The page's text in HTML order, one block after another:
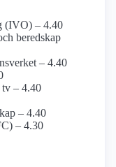
(IVO) – 4.40
beredskap
– 4.40
– 4.40
– 4.40
– 4.30